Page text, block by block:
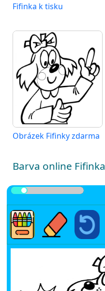
Fifinka k tisku
Obrázek Fifinky zdarma
Barva online Fifinka